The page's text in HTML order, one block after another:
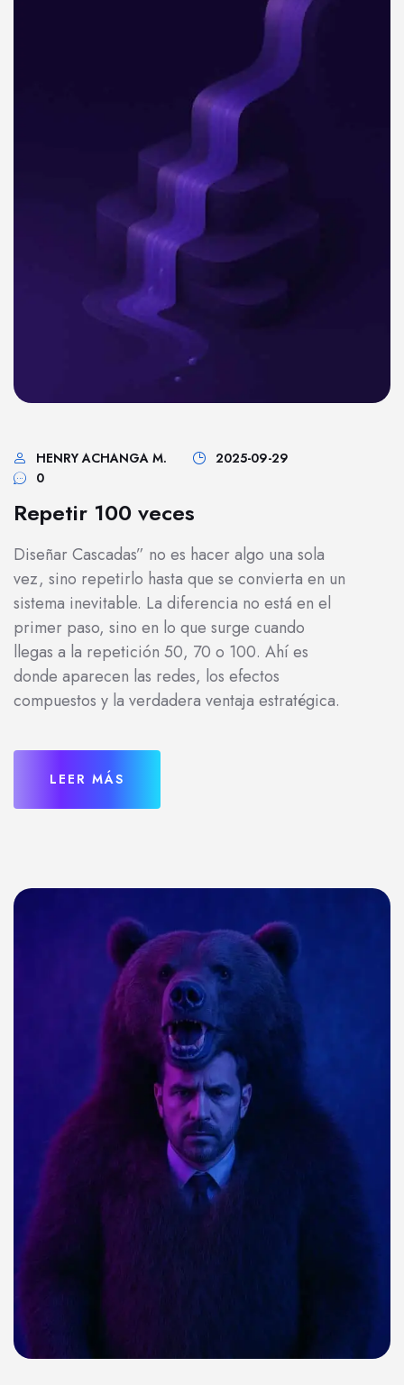
HENRY ACHANGA M.
2025-09-29
0
Repetir 100 veces
Diseñar Cascadas” no es hacer algo una sola
vez, sino repetirlo hasta que se convierta en un
sistema inevitable. La diferencia no está en el
primer paso, sino en lo que surge cuando
llegas a la repetición 50, 70 o 100. Ahí es
donde aparecen las redes, los efectos
compuestos y la verdadera ventaja estratégica.
LEER MÁS